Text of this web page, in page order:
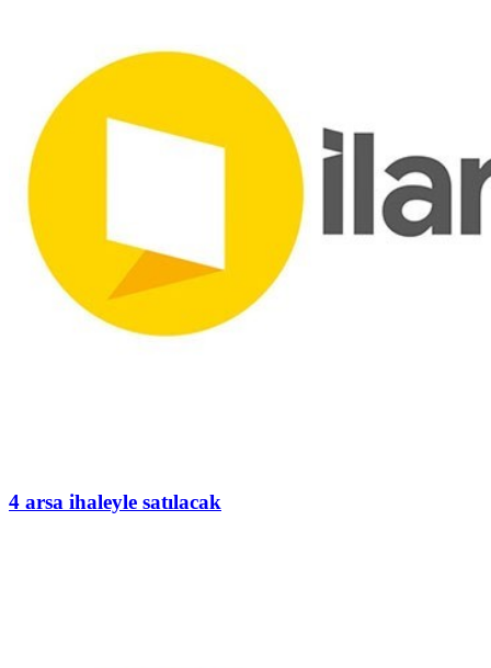
4 arsa ihaleyle satılacak